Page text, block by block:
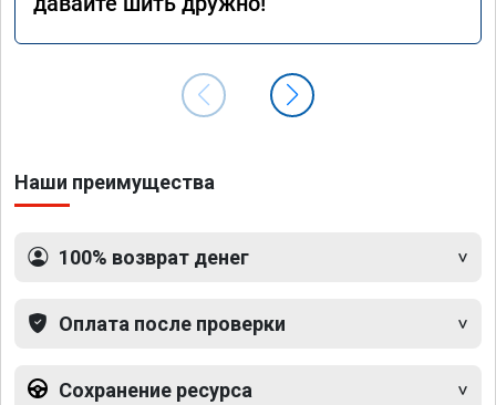
Наши преимущества
100% возврат денег
Оплата после проверки
Сохранение ресурса